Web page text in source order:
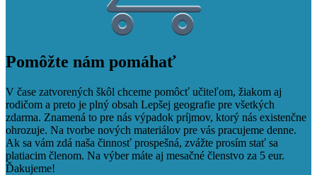
Pomôžte nám pomáhať
V čase zatvorených škôl chceme pomôcť učiteľom, žiakom aj
rodičom a preto je plný obsah Lepšej geografie pre všetkých
zdarma. Znamená to pre nás výpadok príjmov, ktorý nás existenčne
ohrozuje. Na tvorbe nových materiálov pre vás pracujeme denne.
Ak sa vám zdá naša činnosť prospešná, zvážte prosím stať sa
platiacim členom. Na výber máte aj mesačné členstvo za 5 eur.
Ďakujeme!